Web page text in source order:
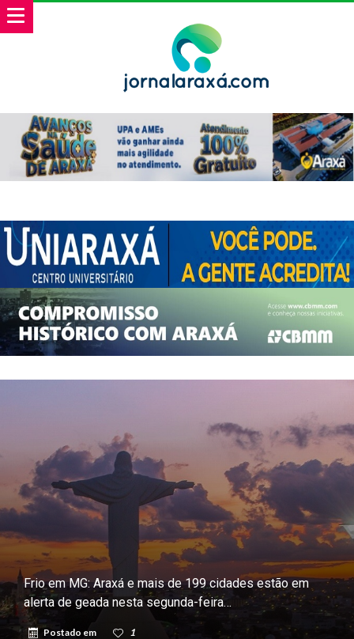
Frio em MG: Araxá e mais de 199 cidades estão em
alerta de geada nesta segunda-feira…
Postado em 1